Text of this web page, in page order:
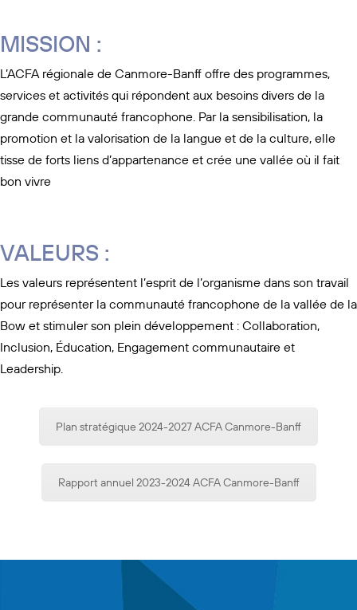
MISSION :
L’ACFA régionale de Canmore-Banff​ offre des programmes,
services et activités qui répondent aux besoins divers de la
grande communauté francophone. Par la sensibilisation, la
promotion et la valorisation de la langue et de la culture, elle
tisse de forts liens d’appartenance et crée une vallée où il fait
bon vivre
VALEURS :
Les valeurs représentent l’esprit de l’organisme dans son travail
pour représenter la communauté francophone de la vallée de la
Bow et stimuler son plein développement : Collaboration,
Inclusion, Éducation, Engagement communautaire et
Leadership.
Plan stratégique 2024-2027 ACFA Canmore-Banff
Rapport annuel 2023-2024 ACFA Canmore-Banff